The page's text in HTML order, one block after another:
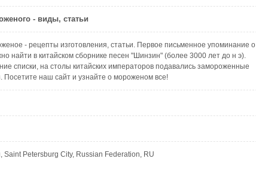
- виды, статьи
- рецепты изготовления, статьи. Первое письменное упоминание о
найти в китайском сборнике песен "Шинзин" (более 3000 лет до н э).
списки, на столы китайских императоров подавались замороженные
Посетите наш сайт и узнайте о мороженом все!
Saint Petersburg City, Russian Federation, RU